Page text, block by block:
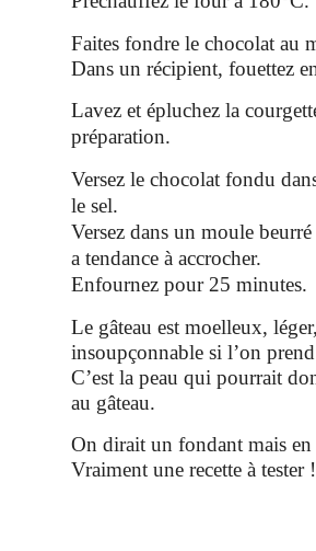
Faites fondre le chocolat au
Dans un récipient, fouettez
Lavez et épluchez la
préparation.
Versez le chocolat fondu
le sel.
Versez dans un moule
a tendance à accrocher.
Enfournez pour 25 minutes.
Le gâteau est moelleux,
insoupçonnable si l’on
C’est la peau qui pourrait
au gâteau.
On dirait un fondant mais en
Vraiment une recette à tester !